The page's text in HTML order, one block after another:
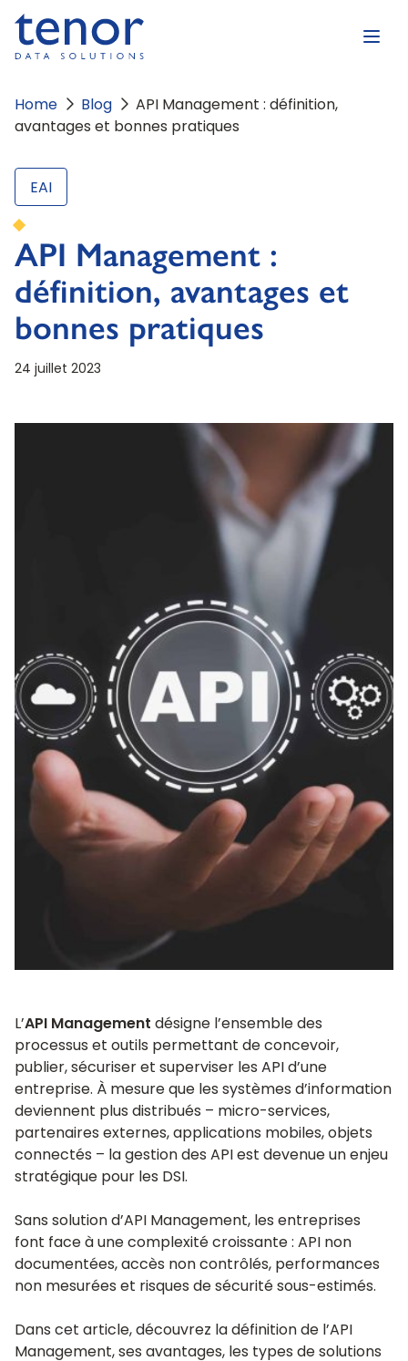
Home Blog
API Management : définition,
avantages et bonnes pratiques
EAI
API Management :
définition, avantages et
bonnes pratiques
24 juillet 2023
L’API Management désigne l’ensemble des
processus et outils permettant de concevoir,
publier, sécuriser et superviser les API d’une
entreprise. À mesure que les systèmes d’information
deviennent plus distribués – micro-services,
partenaires externes, applications mobiles, objets
connectés – la gestion des API est devenue un enjeu
stratégique pour les DSI.
Sans solution d’API Management, les entreprises
font face à une complexité croissante : API non
documentées, accès non contrôlés, performances
non mesurées et risques de sécurité sous-estimés.
Dans cet article, découvrez la définition de l’API
Management, ses avantages, les types de solutions